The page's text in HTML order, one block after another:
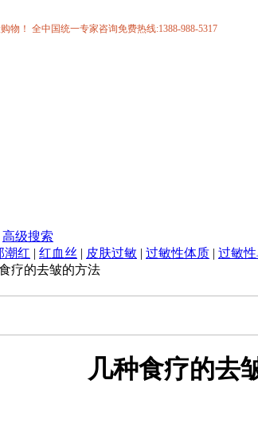
物！ 全中国统一专家咨询免费热线:1388-988-5317
高级搜索
潮红 | 红血丝 | 皮肤过敏 | 过敏性体质 | 过敏
疗的去皱的方法
几种食疗的去